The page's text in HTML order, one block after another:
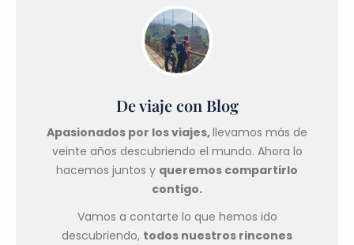
De viaje con Blog
Apasionados por los viajes,llevamos más de
veinte años descubriendo el mundo. Ahora lo
hacemos juntos y queremos compartirlo
contigo.
Vamos a contarte lo que hemos ido
descubriendo, todos nuestros rincones